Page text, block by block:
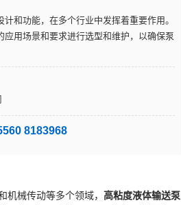
和功能，在多个行业中发挥着重要作用。
用场景和要求进行选型和维护，以确保泵
8183968
械传动等多个领域， 高粘度液体输送泵